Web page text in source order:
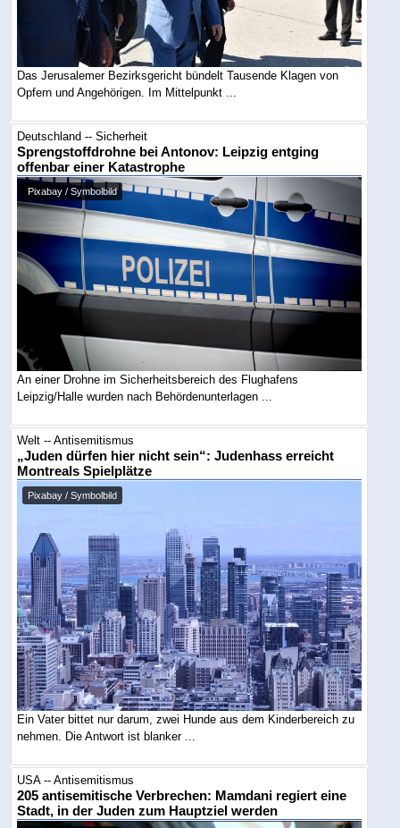
Das Jerusalemer Bezirksgericht bündelt Tausende Klagen von
Opfern und Angehörigen. Im Mittelpunkt ...
Deutschland -- Sicherheit
Sprengstoffdrohne bei Antonov: Leipzig entging
offenbar einer Katastrophe
Pixabay / Symbolbild
An einer Drohne im Sicherheitsbereich des Flughafens
Leipzig/Halle wurden nach Behördenunterlagen ...
Welt -- Antisemitismus
„Juden dürfen hier nicht sein“: Judenhass erreicht
Montreals Spielplätze
Pixabay / Symbolbild
Ein Vater bittet nur darum, zwei Hunde aus dem Kinderbereich zu
nehmen. Die Antwort ist blanker ...
USA -- Antisemitismus
205 antisemitische Verbrechen: Mamdani regiert eine
Stadt, in der Juden zum Hauptziel werden